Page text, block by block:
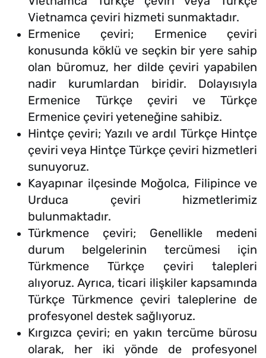
Vietnamca çeviri hizmeti sunmaktadır.
Ermenice çeviri; Ermenice çeviri
konusunda köklü ve seçkin bir yere sahip
olan büromuz, her dilde çeviri yapabilen
nadir kurumlardan biridir. Dolayısıyla
Ermenice Türkçe çeviri ve Türkçe
Ermenice çeviri yeteneğine sahibiz.
Hintçe çeviri; Yazılı ve ardıl Türkçe Hintçe
çeviri veya Hintçe Türkçe çeviri hizmetleri
sunuyoruz.
Kayapınar ilçesinde Moğolca, Filipince ve
Urduca çeviri hizmetlerimiz
bulunmaktadır.
Türkmence çeviri; Genellikle medeni
durum belgelerinin tercümesi için
Türkmence Türkçe çeviri talepleri
alıyoruz. Ayrıca, ticari ilişkiler kapsamında
Türkçe Türkmence çeviri taleplerine de
profesyonel destek sağlıyoruz.
Kırgızca çeviri; en yakın tercüme bürosu
olarak, her iki yönde de profesyonel